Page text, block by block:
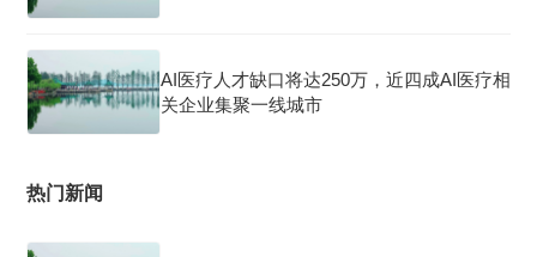
AI医疗人才缺口将达250万，近四成AI医疗相
关企业集聚一线城市
热门新闻